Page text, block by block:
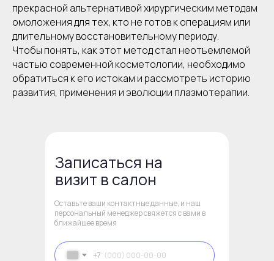
прекрасной альтернативой хирургическим методам
омоложения для тех, кто не готов к операциям или
длительному восстановительному периоду.
Чтобы понять, как этот метод стал неотъемлемой
частью современной косметологии, необходимо
обратиться к его истокам и рассмотреть историю
развития, применения и эволюции плазмотерапии.
Оставьте ваши контактные данные, и наш
персональный менеджер свяжется с вами в
ближайшее время
Записаться на
визит в салон
+7